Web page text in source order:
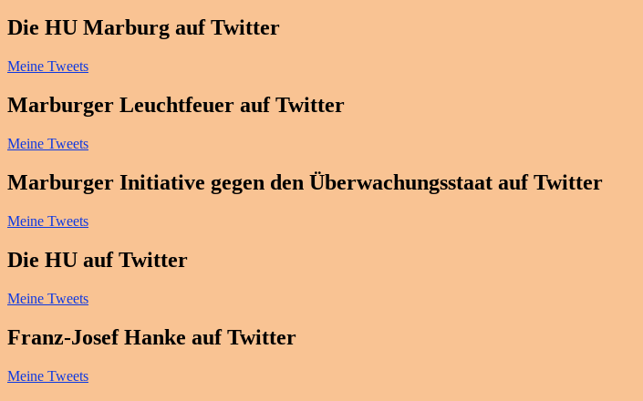
Die HU Marburg auf Twitter
Meine Tweets
Marburger Leuchtfeuer auf Twitter
Meine Tweets
Marburger Initiative gegen den Überwachungsstaat auf Twitter
Meine Tweets
Die HU auf Twitter
Meine Tweets
Franz-Josef Hanke auf Twitter
Meine Tweets